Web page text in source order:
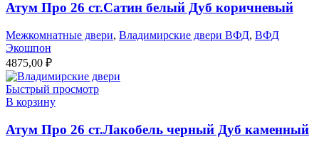
Атум Про 26 ст.Сатин белый Дуб коричневый
Межкомнатные двери, Владимирские двери ВФД, ВФД
Экошпон
4875,00 ₽
Быстрый просмотр
В корзину
Атум Про 26 ст.Лакобель черный Дуб каменный